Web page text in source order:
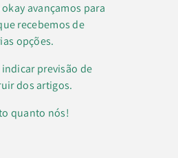
avançamos para
recebemos de
opções.
previsão de
dos artigos.
quanto nós!